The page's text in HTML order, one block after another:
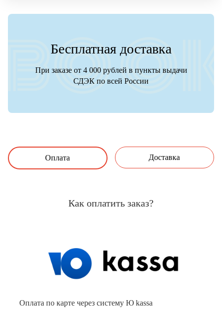
Бесплатная доставка
При заказе от 4 000 рублей в пункты выдачи
СДЭК по всей России
Оплата Доставка
Как оплатить заказ?
Оплата по карте через систему Ю kassa